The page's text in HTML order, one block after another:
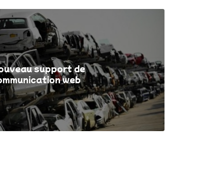
support de
web